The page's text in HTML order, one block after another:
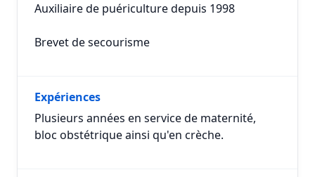
Auxiliaire de puériculture depuis 1998
Brevet de secourisme
Expériences
Plusieurs années en service de maternité,
bloc obstétrique ainsi qu'en crèche.